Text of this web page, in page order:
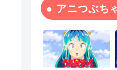
アニつぶち